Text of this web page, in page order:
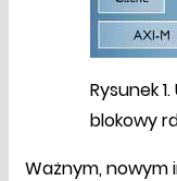
Rysunek
blokowy
Ważnym, nowym